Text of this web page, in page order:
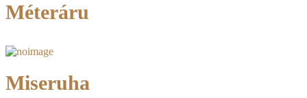
Méteráru
Miseruha